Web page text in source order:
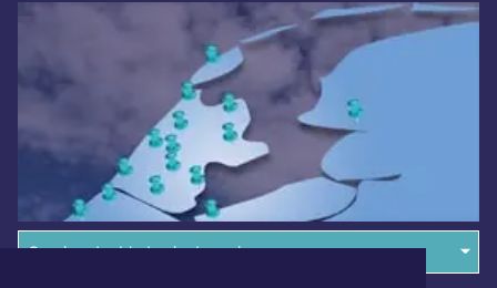
Overige dagbladen in de regio